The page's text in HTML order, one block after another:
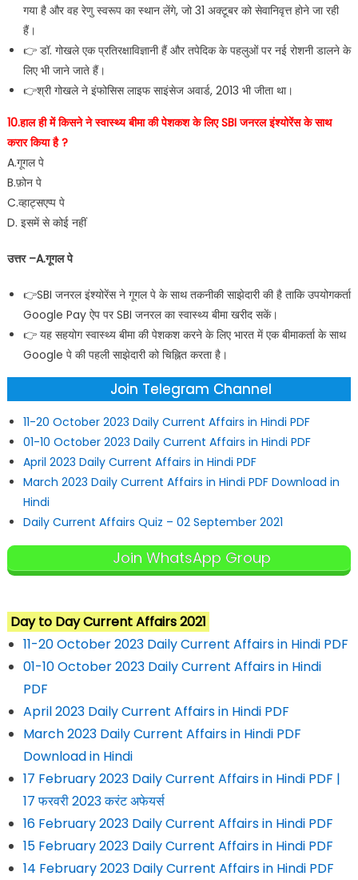
गया है और वह रेणु स्वरूप का स्थान लेंगे, जो 31 अक्टूबर को सेवानिवृत्त होने जा रही
हैं।
👉 डॉ. गोखले एक प्रतिरक्षाविज्ञानी हैं और तपेदिक के पहलुओं पर नई रोशनी डालने के
लिए भी जाने जाते हैं।
👉श्री गोखले ने इंफोसिस लाइफ साइंसेज अवार्ड, 2013 भी जीता था।
10.हाल ही में किसने ने स्वास्थ्य बीमा की पेशकश के लिए SBI जनरल इंश्योरेंस के साथ
करार किया है ?
A.गूगल पे
B.फ़ोन पे
C.व्हाट्सएप्प पे
D. इसमें से कोई नहीं
उत्तर –A.गूगल पे
👉SBI जनरल इंश्योरेंस ने गूगल पे के साथ तकनीकी साझेदारी की है ताकि उपयोगकर्ता
Google Pay ऐप पर SBI जनरल का स्वास्थ्य बीमा खरीद सकें।
👉 यह सहयोग स्वास्थ्य बीमा की पेशकश करने के लिए भारत में एक बीमाकर्ता के साथ
Google पे की पहली साझेदारी को चिह्नित करता है।
Join Telegram Channel
11-20 October 2023 Daily Current Affairs in Hindi PDF
01-10 October 2023 Daily Current Affairs in Hindi PDF
April 2023 Daily Current Affairs in Hindi PDF
March 2023 Daily Current Affairs in Hindi PDF Download in
Hindi
Daily Current Affairs Quiz – 02 September 2021
Join WhatsApp Group
Day to Day Current Affairs 2021
11-20 October 2023 Daily Current Affairs in Hindi PDF
01-10 October 2023 Daily Current Affairs in Hindi
PDF
April 2023 Daily Current Affairs in Hindi PDF
March 2023 Daily Current Affairs in Hindi PDF
Download in Hindi
17 February 2023 Daily Current Affairs in Hindi PDF |
17 फरवरी 2023 करंट अफेयर्स
16 February 2023 Daily Current Affairs in Hindi PDF
15 February 2023 Daily Current Affairs in Hindi PDF
14 February 2023 Daily Current Affairs in Hindi PDF